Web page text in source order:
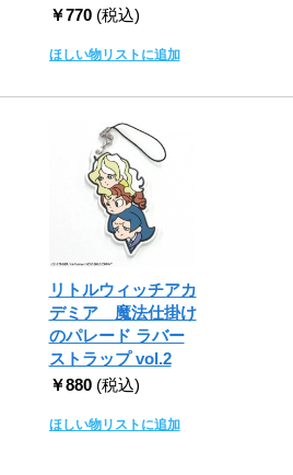
￥770 (税込)
ほしい物リストに追加
リトルウィッチアカ
デミア 魔法仕掛け
のパレード ラバー
ストラップ vol.2
￥880 (税込)
ほしい物リストに追加